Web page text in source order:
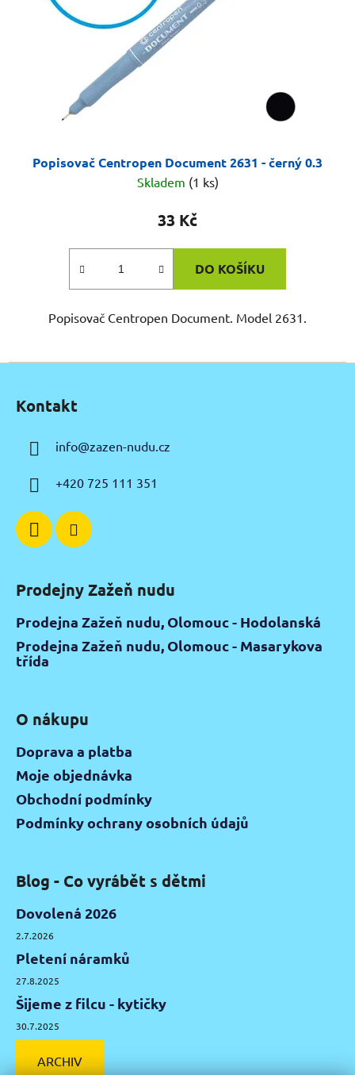
Popisovač Centropen Document 2631 - černý 0.3
Skladem (1 ks)
33 Kč
DO KOŠÍKU
Popisovač Centropen Document. Model 2631.
Kontakt
info@zazen-nudu.cz
+420 725 111 351
Prodejny Zažeň nudu
Prodejna Zažeň nudu, Olomouc - Hodolanská
Prodejna Zažeň nudu, Olomouc - Masarykova
třída
O nákupu
Doprava a platba
Moje objednávka
Obchodní podmínky
Podmínky ochrany osobních údajů
Blog - Co vyrábět s dětmi
Dovolená 2026
2.7.2026
Pletení náramků
27.8.2025
Šijeme z filcu - kytičky
30.7.2025
ARCHIV